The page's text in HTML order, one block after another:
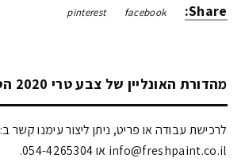
Share:
facebook
pinterest
מהדורת האונליין של צבע טרי 2020 הסתיימה!
לרכישת עבודה או פריט, ניתן ליצור עימנו קשר ב:
info@freshpaint.co.il‏ או 054-4265304.